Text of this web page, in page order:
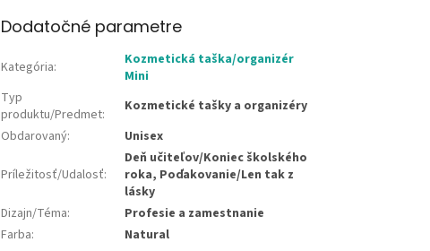
Dodatočné parametre
Kategória:
Kozmetická taška/organizér
Mini
Typ
produktu/Predmet:
Kozmetické tašky a organizéry
Obdarovaný: Unisex
Príležitosť/Udalosť:
Deň učiteľov/Koniec školského
roka, Poďakovanie/Len tak z
lásky
Dizajn/Téma:
Profesie a zamestnanie
Farba: Natural